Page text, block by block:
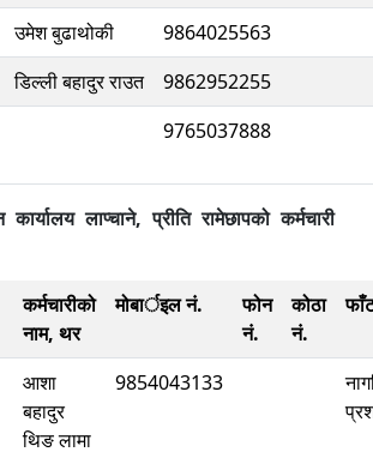
उमेश बुढाथोकी
9864025563
डिल्ली बहादुर राउत
9862952255
9765037888
लाप्चाने, प्रीति रामेछापको कर्मचारी
कर्मचारीको
नाम, थर
मोबार्इल नं.
फोन
नं.
कोठा
नं.
आशा
बहादुर
थिङ लामा
9854043133